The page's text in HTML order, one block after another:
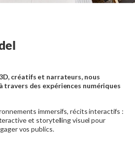
créatifs et narrateurs, nous
travers des expériences numériques
immersifs, récits interactifs :
et storytelling visuel pour
vos publics.